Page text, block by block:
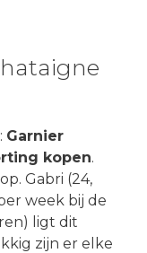
Garnier
kopen.
Gabri (24,
week bij de
ligt dit
zijn er elke